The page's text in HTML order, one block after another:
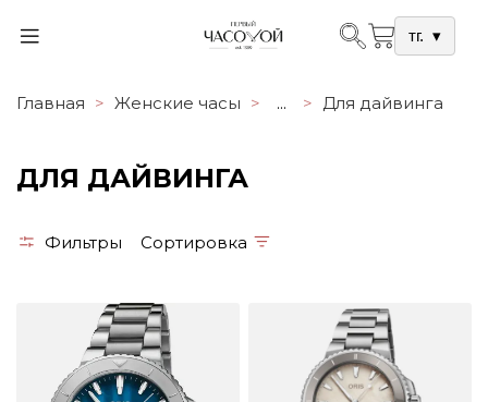
тг. ▾
Главная Женские часы ... Для дайвинга
ДЛЯ ДАЙВИНГА
Фильтры Сортировка